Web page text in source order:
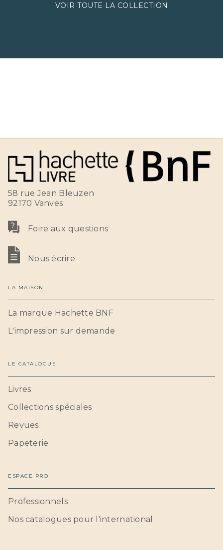
VOIR TOUTE LA COLLECTION
58 rue Jean Bleuzen
92170 Vanves
Foire aux questions
Nous écrire
LA MAISON
La marque Hachette BNF
L'impression sur demande
LE CATALOGUE
Livres
Collections spéciales
Revues
Papeterie
ESPACE PRO
Professionnels
Nos catalogues pour l'international